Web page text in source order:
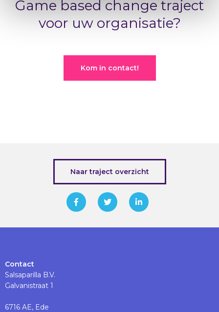
Game based change traject
voor uw organisatie?
Kom in contact!
Naar traject overzicht
Contact
Salsaparilla B.V.
Galvanistraat 1
6716 AE, Ede